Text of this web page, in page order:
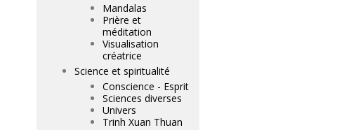
Mandalas
Prière et
méditation
Visualisation
créatrice
Science et spiritualité
Conscience - Esprit
Sciences diverses
Univers
Trinh Xuan Thuan